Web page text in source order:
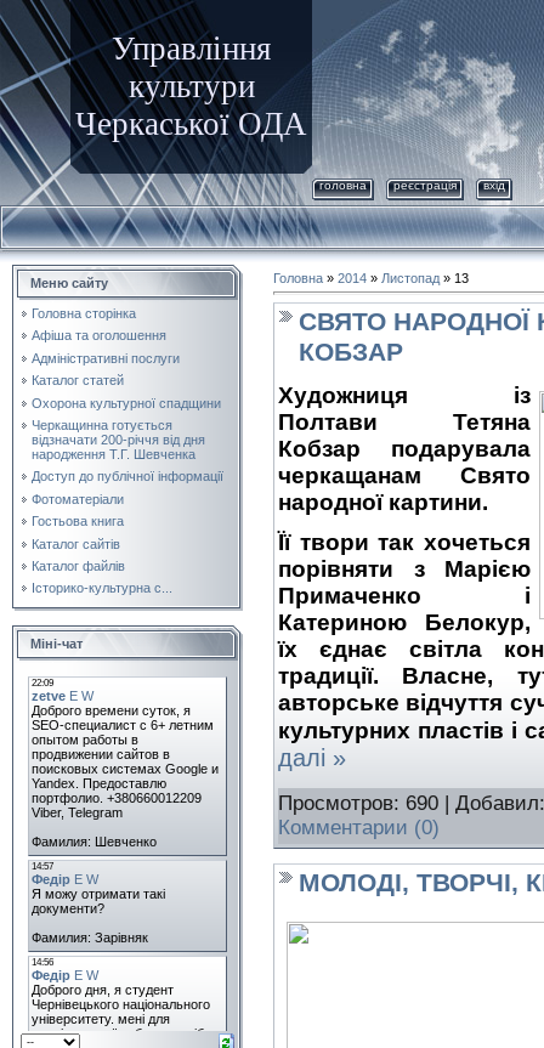
Управління
культури
Черкаської ОДА
головна реєстрація вхід
Меню сайту
Головна сторінка
Афіша та оголошення
Адміністративні послуги
Каталог статей
Охорона культурної спадщини
Черкащинна готується
відзначати 200-річчя від дня
народження Т.Г. Шевченка
Доступ до публічної інформації
Фотоматеріали
Гостьова книга
Каталог сайтів
Каталог файлів
Історико-культурна с...
Міні-чат
Головна » 2014 » Листопад » 13
СВЯТО НАРОДНОЇ
КОБЗАР
Художниця із
Полтави Тетяна
Кобзар подарувала
черкащанам Свято
народної картини.
Її твори так хочеться
порівняти з Марією
Примаченко і
Катериною Белокур,
їх єднає світла
традиції. Власне,
авторське відчуття
культурних пластів і
далі »
Просмотров: 690 |
Комментарии (0)
МОЛОДІ, ТВОРЧІ,